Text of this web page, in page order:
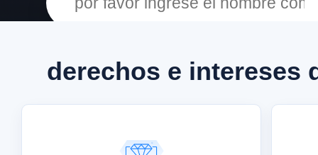
derechos e intereses